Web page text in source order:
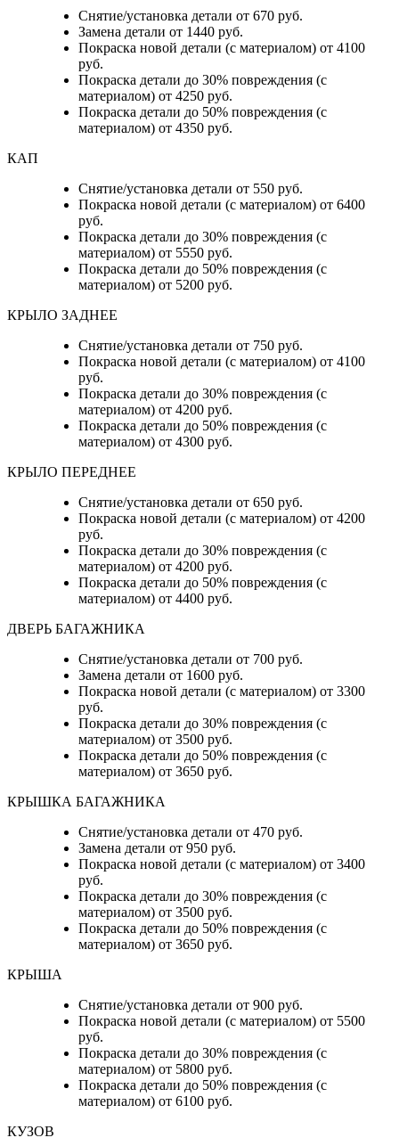
Снятие/установка детали от 670 руб.
Замена детали от 1440 руб.
Покраска новой детали (с материалом) от 4100
руб.
Покраска детали до 30% повреждения (с
материалом) от 4250 руб.
Покраска детали до 50% повреждения (с
материалом) от 4350 руб.
КАП
Снятие/установка детали от 550 руб.
Покраска новой детали (с материалом) от 6400
руб.
Покраска детали до 30% повреждения (с
материалом) от 5550 руб.
Покраска детали до 50% повреждения (с
материалом) от 5200 руб.
КРЫЛО ЗАДНЕЕ
Снятие/установка детали от 750 руб.
Покраска новой детали (с материалом) от 4100
руб.
Покраска детали до 30% повреждения (с
материалом) от 4200 руб.
Покраска детали до 50% повреждения (с
материалом) от 4300 руб.
КРЫЛО ПЕРЕДНЕЕ
Снятие/установка детали от 650 руб.
Покраска новой детали (с материалом) от 4200
руб.
Покраска детали до 30% повреждения (с
материалом) от 4200 руб.
Покраска детали до 50% повреждения (с
материалом) от 4400 руб.
ДВЕРЬ БАГАЖНИКА
Снятие/установка детали от 700 руб.
Замена детали от 1600 руб.
Покраска новой детали (с материалом) от 3300
руб.
Покраска детали до 30% повреждения (с
материалом) от 3500 руб.
Покраска детали до 50% повреждения (с
материалом) от 3650 руб.
КРЫШКА БАГАЖНИКА
Снятие/установка детали от 470 руб.
Замена детали от 950 руб.
Покраска новой детали (с материалом) от 3400
руб.
Покраска детали до 30% повреждения (с
материалом) от 3500 руб.
Покраска детали до 50% повреждения (с
материалом) от 3650 руб.
КРЫША
Снятие/установка детали от 900 руб.
Покраска новой детали (с материалом) от 5500
руб.
Покраска детали до 30% повреждения (с
материалом) от 5800 руб.
Покраска детали до 50% повреждения (с
материалом) от 6100 руб.
КУЗОВ